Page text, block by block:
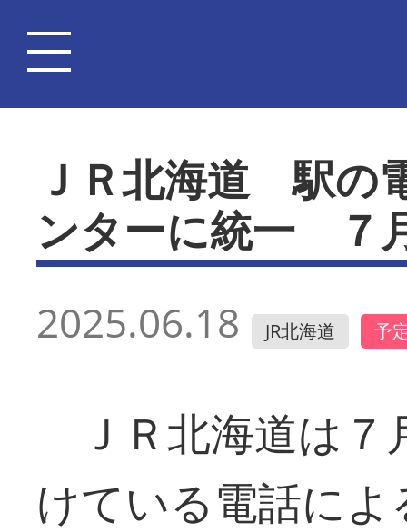
ＪＲ北海道 駅の
ンターに統一 ７
2025.06.18 JR北海道 予
ＪＲ北海道は７
けている電話に